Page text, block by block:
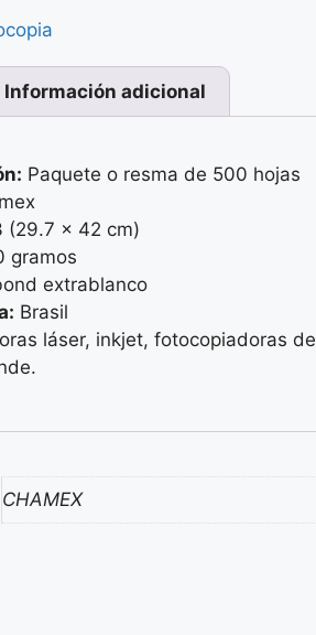
Información adicional
Paquete o resma de 500 hojas
(29.7 x 42 cm)
gramos
extrablanco
Brasil
láser, inkjet, fotocopiadoras de
CHAMEX